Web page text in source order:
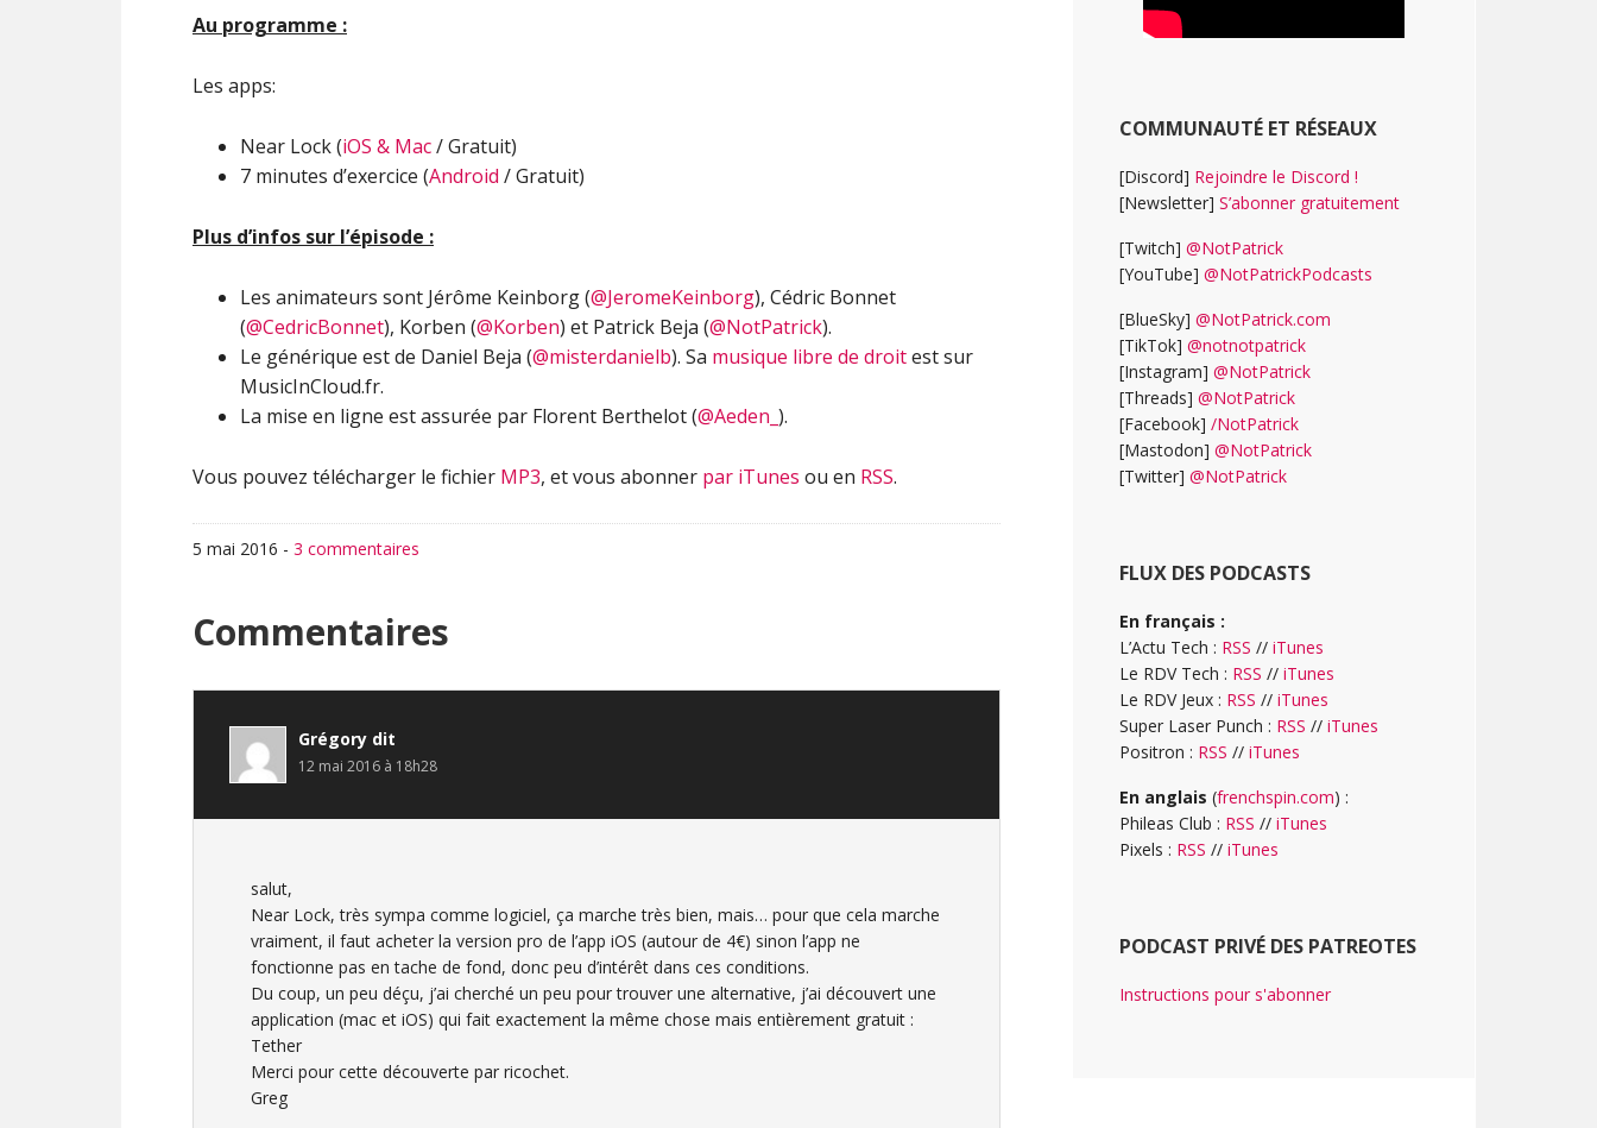
Au programme :
Les apps:
Near Lock (iOS & Mac/ Gratuit)
7 minutes d’exercice (Android / Gratuit)
Plus d’infos sur l’épisode :
Les animateurs sont Jérôme Keinborg (@JeromeKeinborg), Cédric Bonnet
(@CedricBonnet), Korben (@Korben) et Patrick Beja (@NotPatrick).
Le générique est de Daniel Beja (@misterdanielb). Sa musique libre de droitest sur
MusicInCloud.fr.
La mise en ligne est assurée par Florent Berthelot (@Aeden_ ).
Vous pouvez télécharger le fichier MP3, et vous abonner par iTunes ou en RSS.
5 mai 2016 - 3 commentaires
Interactions
du
lecteur
Commentaires
Grégory dit
12 mai 2016 à 18h28
salut,
Near Lock, très sympa comme logiciel, ça marche très bien, mais… pour que cela marche
vraiment, il faut acheter la version pro de l’app iOS (autour de 4€) sinon l’app ne
fonctionne pas en tache de fond, donc peu d’intérêt dans ces conditions.
Du coup, un peu déçu, j’ai cherché un peu pour trouver une alternative, j’ai découvert une
application (mac et iOS) qui fait exactement la même chose mais entièrement gratuit :
Tether
Merci pour cette découverte par ricochet.
Greg
COMMUNAUTÉ ET RÉSEAUX
[Discord] Rejoindre le Discord !
[Newsletter] S’abonner gratuitement
[Twitch] @NotPatrick
[YouTube] @NotPatrickPodcasts
[BlueSky] @NotPatrick.com
[TikTok] @notnotpatrick
[Instagram] @NotPatrick
[Threads] @NotPatrick
[Facebook] /NotPatrick
[Mastodon] @NotPatrick
[Twitter] @NotPatrick
FLUX DES PODCASTS
En français :
L’Actu Tech : RSS // iTunes
Le RDV Tech : RSS // iTunes
Le RDV Jeux : RSS // iTunes
Super Laser Punch : RSS // iTunes
Positron : RSS // iTunes
En anglais (frenchspin.com) :
Phileas Club : RSS // iTunes
Pixels : RSS // iTunes
PODCAST PRIVÉ DES PATREOTES
Instructions pour s'abonner